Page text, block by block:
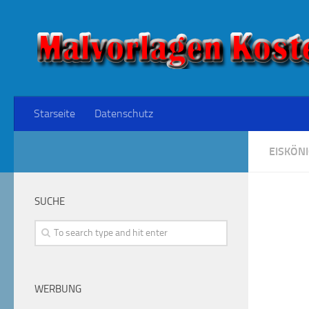
Starseite Datenschutz
SUCHE
WERBUNG